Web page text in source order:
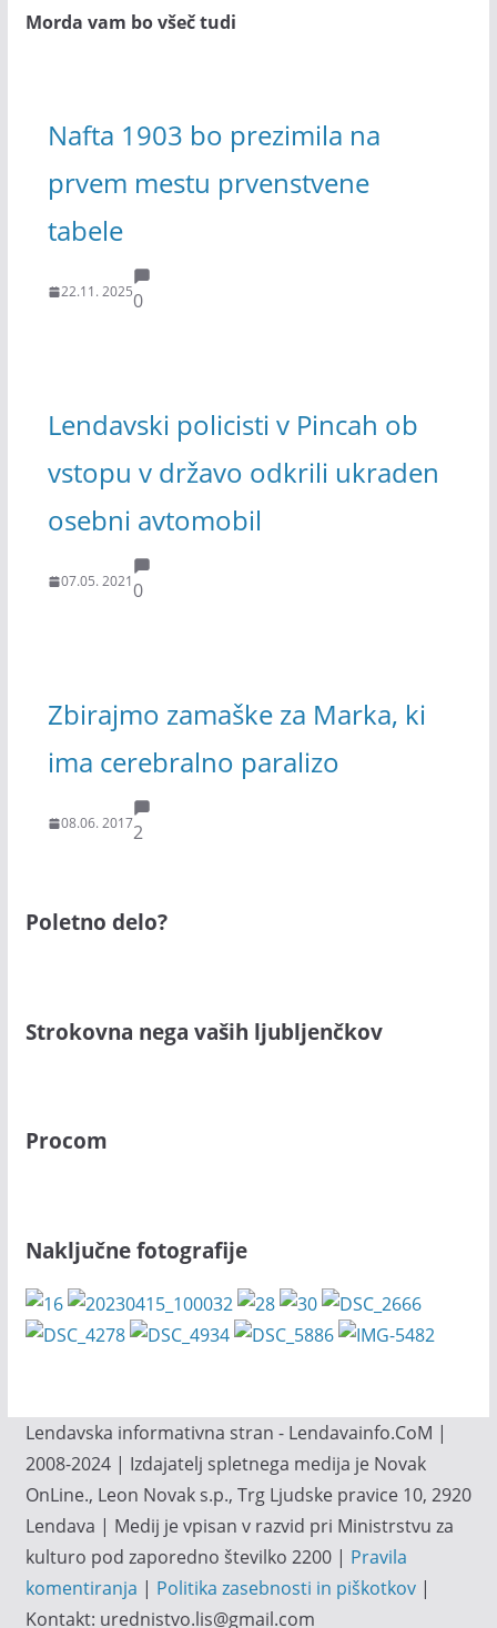
Morda vam bo všeč tudi
Nafta 1903 bo prezimila na
prvem mestu prvenstvene
tabele
22.11. 20250
Lendavski policisti v Pincah ob
vstopu v državo odkrili ukraden
osebni avtomobil
07.05. 20210
Zbirajmo zamaške za Marka, ki
ima cerebralno paralizo
08.06. 20172
Poletno delo?
Strokovna nega vaših ljubljenčkov
Procom
Naključne fotografije
Lendavska informativna stran - Lendavainfo.CoM |
2008-2024 | Izdajatelj spletnega medija je Novak
OnLine., Leon Novak s.p., Trg Ljudske pravice 10, 2920
Lendava | Medij je vpisan v razvid pri Ministrstvu za
kulturo pod zaporedno številko 2200 | Pravila
komentiranja | Politika zasebnosti in piškotkov|
Kontakt: urednistvo.lis@gmail.com